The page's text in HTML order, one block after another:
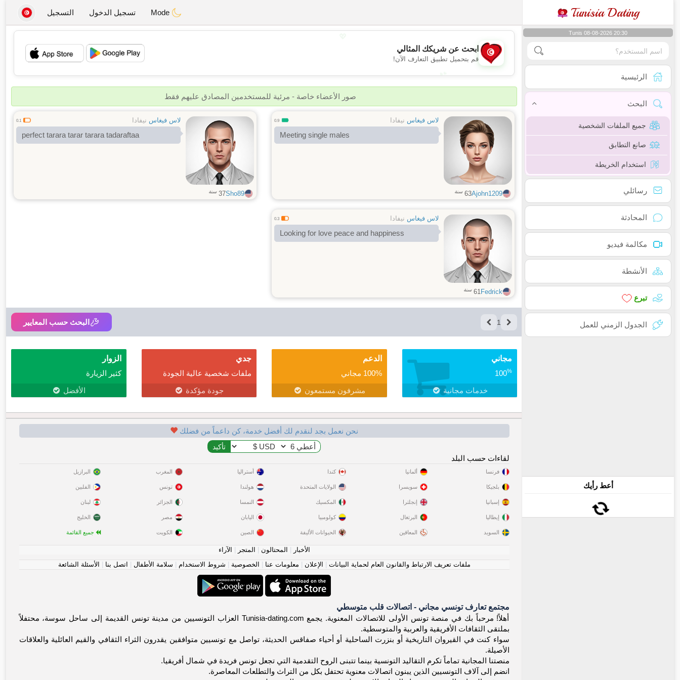
Tunisia Dating تسجيل الدخول التسجيل
Tunis 08-08-2026 20:30
الرئيسية
البحث
جميع الملفات الشخصية
صانع التطابق
استخدام الخريطة
رسائلي
المحادثة
مكالمة فيديو
الأنشطة
تبرع
الجدول الزمني للعمل
أعط رأيك
💖
💕
ابحث عن شريكك المثالي
قم بتحميل تطبيق التعارف الآن!
صور الأعضاء خاصة - مرئية للمستخدمين المصادق عليهم فقط
لاس فيغاس نيفادا 0.9
Meeting single males
Ajohn1209
63 سنة
لاس فيغاس نيفادا 0.1
perfect tarara tarar tarara tadaraftaa
Sho89
37 سنة
لاس فيغاس نيفادا 0.3
Looking for love peace and happiness
Fedrick
61 سنة
1 البحث حسب المعايير
مجاني
100%
خدمات مجانية
الدعم
100% مجاني
مشرفون مستمعون
جدي
ملفات شخصية عالية الجودة
جودة مؤكدة
الزوار
كثير الزيارة
الأفضل
نحن نعمل بجد لنقدم لك أفضل خدمة، كن داعماً من فضلك
لقاءات حسب البلد
فرنسا
بلجيكا
إسبانيا
إيطاليا
السويد
ألمانيا
سويسرا
إنجلترا
البرتغال
المعاقين
كندا
الولايات المتحدة
المكسيك
كولومبيا
الحيوانات الأليفة
أستراليا
هولندا
النمسا
اليابان
الصين
المغرب
تونس
الجزائر
مصر
الكويت
البرازيل
الفلبين
لبنان
الخليج
جميع القائمة
الأخبار المحتالون المتجر
الآراء
ملفات تعريف الارتباط والقانون العام لحماية البيانات
الإعلان معلومات عنا الخصوصية شروط الاستخدام سلامة الأطفال اتصل بنا الأسئلة الشائعة
مجتمع تعارف تونسي مجاني - اتصالات قلب متوسطي
أهلاً! مرحباً بك في منصة تونس الأولى للاتصالات المعنوية. يجمع Tunisia-dating.com العزاب التونسيين من مدينة تونس القديمة إلى ساحل سوسة، محتفلاً
بملتقى الثقافات الأفريقية والعربية والمتوسطية.
سواء كنت في القيروان التاريخية أو بنزرت الساحلية أو أحياء صفاقس الحديثة، تواصل مع تونسيين متوافقين يقدرون الثراء الثقافي والقيم العائلية والعلاقات
الأصيلة.
منصتنا المجانية تماماً تكرم التقاليد التونسية بينما تتبنى الروح التقدمية التي تجعل تونس فريدة في شمال أفريقيا.
انضم إلى آلاف التونسيين الذين يبنون اتصالات معنوية تحتفل بكل من التراث والتطلعات المعاصرة.